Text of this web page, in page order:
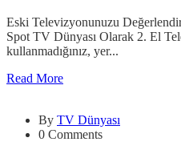
Eski Televizyonunuzu
Spot TV Dünyası Olarak 2. El
kullanmadığınız, yer...
Read More
By TV Dünyası
0 Comments